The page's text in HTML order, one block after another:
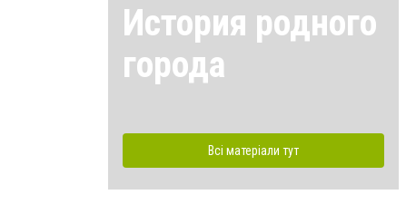
История родного
города
Всі матеріали тут